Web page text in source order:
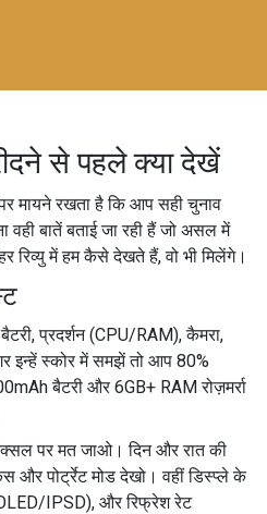
से पहले क्या देखें
मायने रखता है कि आप सही चुनाव
बातें बताई जा रही हैं जो असल में
रिव्यु में हम कैसे देखते हैं, वो भी मिलेंगे।
प्रदर्शन (CPU/RAM), कैमरा,
इन्हें स्कोर में समझें तो आप 80%
बैटरी और 6GB+ RAM रोज़मर्रा
पर मत जाओ। दिन और रात की
और पोर्ट्रेट मोड देखो। वहीं डिस्प्ले के
IPSD), और रिफ्रेश रेट